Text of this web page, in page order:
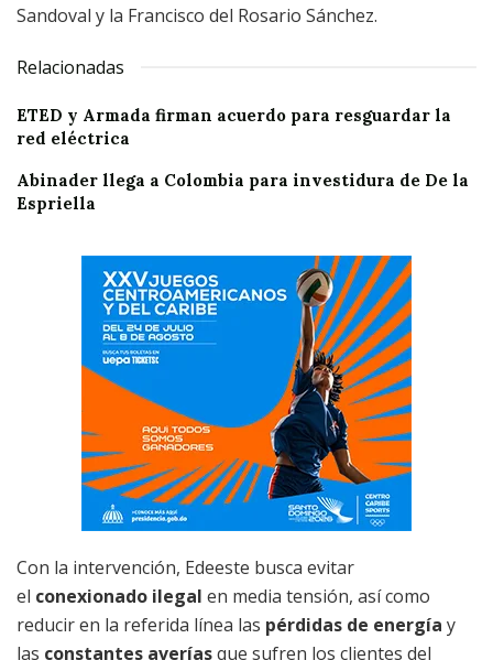
Sandoval y la Francisco del Rosario Sánchez.
Relacionadas
ETED y Armada firman acuerdo para resguardar la
red eléctrica
Abinader llega a Colombia para investidura de De la
Espriella
Con la intervención, Edeeste busca evitar
el conexionado ilegal en media tensión, así como
reducir en la referida línea las pérdidas de energía y
las constantes averíasque sufren los clientes del